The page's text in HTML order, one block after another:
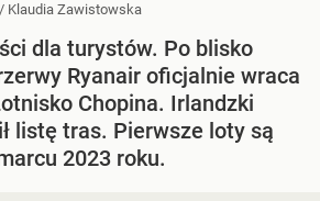
/ Klaudia Zawistowska
dla turystów. Po blisko
Ryanair oficjalnie wraca
Chopina. Irlandzki
listę tras. Pierwsze loty są
2023 roku.